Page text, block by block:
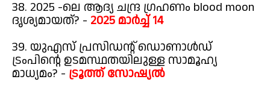
38. 2025 -ലെ ആദ്യ ചന്ദ്ര ഗ്രഹണം blood moon
ദൃശ്യമായത്? - 2025 മാർച്ച് 14
39. യുഎസ് പ്രസിഡന്റ് ഡൊണാൾഡ്
ട്രംപിന്റെ ഉടമസ്ഥതയിലുള്ള സാമൂഹ്യ
മാധ്യമം? - ട്രൂത്ത് സോഷ്യൽ